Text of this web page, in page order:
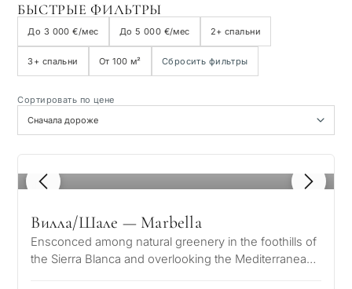
Пляжная сторона
Вид на море
Вид на поле для гольфа
С лифтом
БЫСТРЫЕ ФИЛЬТРЫ
До 3 000 €/мес До 5 000 €/мес 2+ спальни
3+ спальни От 100 м² Сбросить фильтры
Сортировать по цене
1 / 8
Вилла/Шале — Marbella
Ensconced among natural greenery in the foothills of
the Sierra Blanca and overlooking the Mediterranean